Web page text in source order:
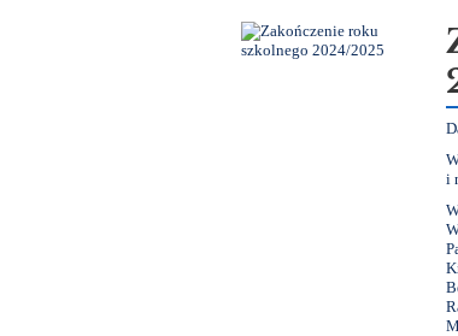
Aktualności
i